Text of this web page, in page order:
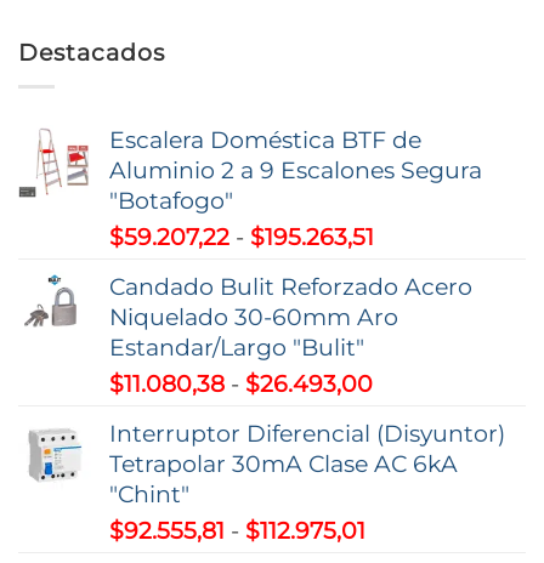
Destacados
Escalera Doméstica BTF de
Aluminio 2 a 9 Escalones Segura
"Botafogo"
$59.207,22 - $195.263,51
precios:
desde
Candado Bulit Reforzado Acero
Niquelado 30-60mm Aro
Estandar/Largo "Bulit"
$11.080,38 - $26.493,00Rango
precios:
desde
Interruptor Diferencial (Disyuntor)
Tetrapolar 30mA Clase AC 6kA
"Chint"
$92.555,81 - $112.975,01